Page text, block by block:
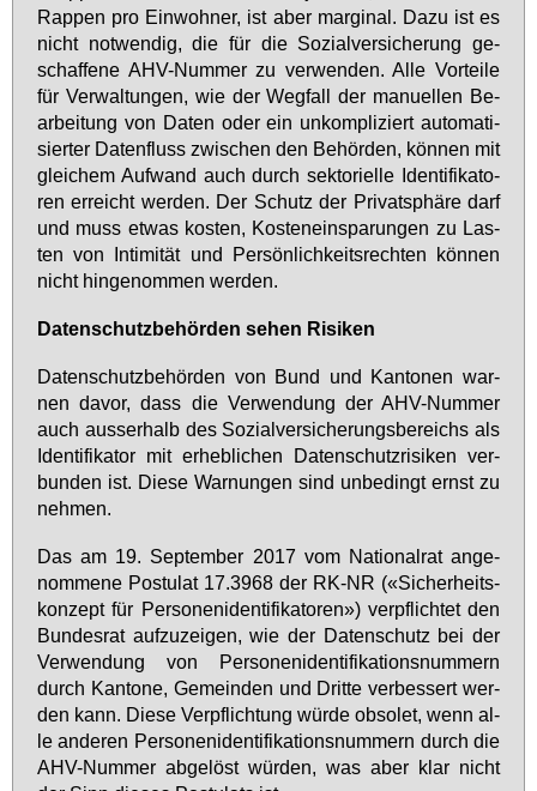
Rap­pen pro Ein­woh­ner, ist aber mar­gi­nal. Da­zu ist es
nicht not­wen­dig, die für die So­zi­al­ver­si­che­rung ge­
schaf­fe­ne AHV-Num­mer zu ver­wen­den. Al­le Vor­tei­le
für Ver­wal­tun­gen, wie der Weg­fall der ma­nu­el­len Be­
ar­bei­tung von Da­ten oder ein un­kom­pli­ziert au­to­ma­ti­
sier­ter Da­ten­fluss zwi­schen den Be­hör­den, kön­nen mit
glei­chem Auf­wand auch durch sek­t­o­ri­el­le Iden­ti­fi­ka­to­
ren er­reicht wer­den. Der Schutz der Pri­vat­sphä­re darf
und muss et­was kos­ten, Kos­ten­ein­spa­run­gen zu Las­
ten von In­ti­mi­tät und Per­sön­lich­keits­rech­ten kön­nen
nicht hin­ge­nom­men wer­den.
Da­ten­schutz­be­hör­den se­hen Ri­si­ken
Da­ten­schutz­be­hör­den von Bund und Kan­to­nen war­
nen da­vor, dass die Ver­wen­dung der AHV-Num­mer
auch aus­ser­halb des So­zi­al­ver­si­che­rungs­be­reichs als
Iden­ti­fi­ka­tor mit er­heb­li­chen Da­ten­schutz­ri­si­ken ver­
bun­den ist. Die­se War­nun­gen sind un­be­dingt ernst zu
neh­men.
Das am 19. Sep­tem­ber 2017 vom Na­tio­nal­rat an­ge­
nom­me­ne Pos­tu­lat 17.3968 der RK-NR («Si­cher­heits­
kon­zept für Per­so­nen­iden­ti­fi­ka­to­ren») ver­pflich­tet den
Bun­des­rat auf­zu­zei­gen, wie der Da­ten­schutz bei der
Ver­wen­dung von Per­so­nen­iden­ti­fi­ka­ti­ons­num­mern
durch Kan­to­ne, Ge­mein­den und Drit­te ver­bes­sert wer­
den kann. Die­se Ver­pflich­tung wür­de ob­so­let, wenn al­
le an­de­ren Per­so­nen­iden­ti­fi­ka­ti­ons­num­mern durch die
AHV-Num­mer ab­ge­löst wür­den, was aber klar nicht